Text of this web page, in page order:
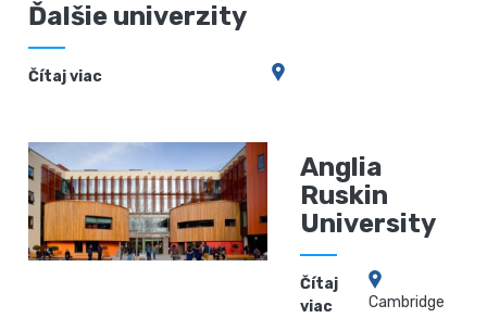
Ďalšie univerzity
Čítaj viac
Anglia
Ruskin
University
Čítaj
viac
Cambridge